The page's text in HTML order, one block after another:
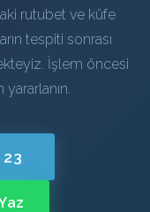
rutubet ve küfe
tespiti sonrası
İşlem öncesi
yararlanın.